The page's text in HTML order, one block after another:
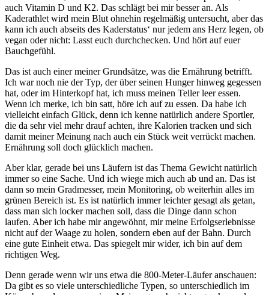
auch Vitamin D und K2. Das schlägt bei mir besser an. Als
Kaderathlet wird mein Blut ohnehin regelmäßig untersucht, aber das
kann ich auch abseits des Kaderstatus‘ nur jedem ans Herz legen, ob
vegan oder nicht: Lasst euch durchchecken. Und hört auf euer
Bauchgefühl.
Das ist auch einer meiner Grundsätze, was die Ernährung betrifft.
Ich war noch nie der Typ, der über seinen Hunger hinweg gegessen
hat, oder im Hinterkopf hat, ich muss meinen Teller leer essen.
Wenn ich merke, ich bin satt, höre ich auf zu essen. Da habe ich
vielleicht einfach Glück, denn ich kenne natürlich andere Sportler,
die da sehr viel mehr drauf achten, ihre Kalorien tracken und sich
damit meiner Meinung nach auch ein Stück weit verrückt machen.
Ernährung soll doch glücklich machen.
Aber klar, gerade bei uns Läufern ist das Thema Gewicht natürlich
immer so eine Sache. Und ich wiege mich auch ab und an. Das ist
dann so mein Gradmesser, mein Monitoring, ob weiterhin alles im
grünen Bereich ist. Es ist natürlich immer leichter gesagt als getan,
dass man sich locker machen soll, dass die Dinge dann schon
laufen. Aber ich habe mir angewöhnt, mir meine Erfolgserlebnisse
nicht auf der Waage zu holen, sondern eben auf der Bahn. Durch
eine gute Einheit etwa. Das spiegelt mir wider, ich bin auf dem
richtigen Weg.
Denn gerade wenn wir uns etwa die 800-Meter-Läufer anschauen:
Da gibt es so viele unterschiedliche Typen, so unterschiedlich im